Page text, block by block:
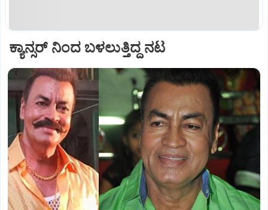
ಕ್ಯಾನ್ಸರ್ ನಿಂದ ಬಳಲುತ್ತಿದ್ದ ನಟ